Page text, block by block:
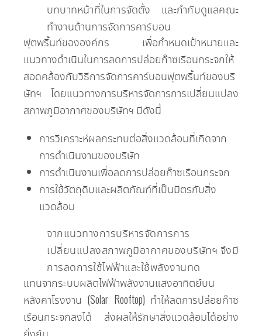
บทบาทหน้าที่ในการจัดตั้ง และกำกับดูแลคณะ
ทำงานด้านการจัดการคาร์บอน
ฟุตพริ้นท์ขององค์กร เพื่อกำหนดเป้าหมายและ
แนวทางดำเนินในการลดการปล่อยก๊าซเรือนกระจกให้
สอดคล้องกับวิธีการจัดการคาร์บอนฟุตพริ้นท์ของบริ
ษัทฯ โดยแนวทางการบริหารจัดการการเปลี่ยนแปลง
สภาพภูมิอากาศของบริษัทฯ มีดังนี้
การวิเคราะห์ผลกระทบต่อสิ่งแวดล้อมที่เกิดจาก
การดำเนินงานของบริษัท
การดำเนินงานเพื่อลดการปล่อยก๊าซเรือนกระจก
การใช้วัตถุดิบและผลิตภัณฑ์ที่เป็นมิตรกับสิ่ง
แวดล้อม
จากแนวทางการบริหารจัดการการ
เปลี่ยนแปลงสภาพภูมิอากาศของบริษัทฯ จึงมี
การลดการใช้ไฟฟ้าและใช้พลังงานทด
แทนจากระบบผลิตไฟฟ้าพลังงานแสงอาทิตย์บน
หลังคาโรงงาน (Solar Rooftop) ทำให้ลดการปล่อยก๊าซ
เรือนกระจกลงได้ ส่งผลให้รักษาสิ่งแวดล้อมได้อย่าง
ยั่งยืน